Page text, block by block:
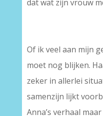
dat wat zijn vrouw
Of ik veel aan mijn
moet nog blijken.
zeker in allerlei
samenzijn lijkt
Anna’s verhaal